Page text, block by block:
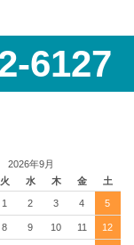
6127
2026年9月
火 水 木 金 土
1 2 3 4 5
8 9 10 11 12